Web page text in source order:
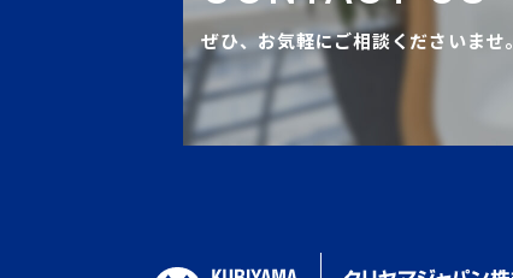
ぜひ、お気軽にご相談くださいませ。